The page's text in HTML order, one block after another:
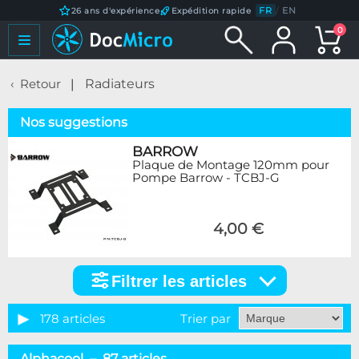
26 ans d'expérience Expédition rapide FR / EN
0
Retour Radiateurs
Nos suggestions
BARROW
Plaque de Montage 120mm pour
Pompe Barrow - TCBJ-G
4,00 €
articles
Catégorie
Filtrer les articles
178 articles Trier par